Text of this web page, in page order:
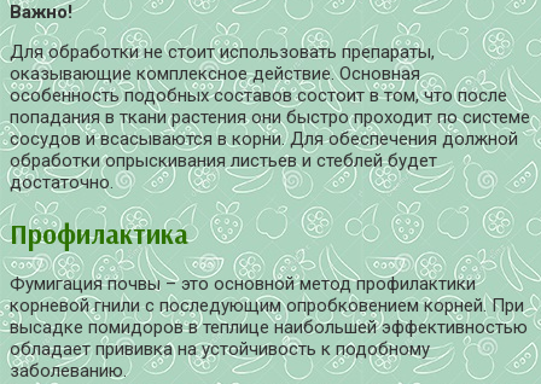
Важно!
Для обработки не стоит использовать препараты,
оказывающие комплексное действие. Основная
особенность подобных составов состоит в том, что после
попадания в ткани растения они быстро проходит по системе
сосудов и всасываются в корни. Для обеспечения должной
обработки опрыскивания листьев и стеблей будет
достаточно.
Профилактика
Фумигация почвы – это основной метод профилактики
корневой гнили с последующим опробковением корней. При
высадке помидоров в теплице наибольшей эффективностью
обладает прививка на устойчивость к подобному
заболеванию.